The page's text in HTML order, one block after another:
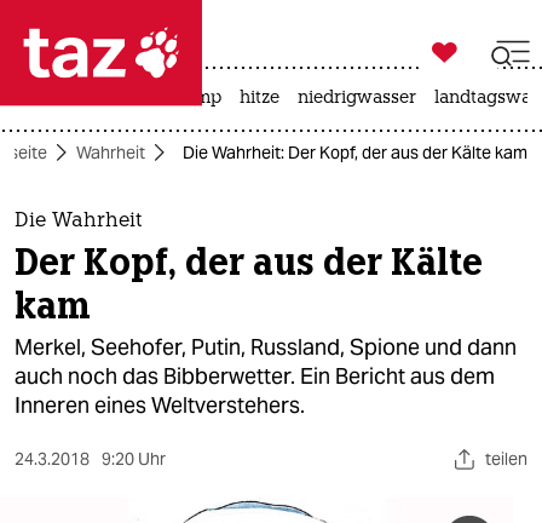
 taz zahl ich
taz zahl ich
themen
politik
öko
gesellschaft

taz zahl ich
usa unter trump hitze niedrigwasser
Wahrheit Die Wahrheit: Der Kopf, der aus der Kälte kam
Die Wahrheit
Der Kopf, der aus der Kälte
kam
Merkel, Seehofer, Putin, Russland, Spione und dann
auch noch das Bibberwetter. Ein Bericht aus dem
Inneren eines Weltverstehers.
24.3.2018 9:20 Uhr teilen